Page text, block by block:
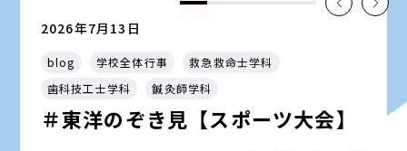
2026年7月13日
blog 学校全体行事
救急救命士学科
歯科技工士学科
鍼灸師学科
＃東洋のぞき見【スポーツ大会】